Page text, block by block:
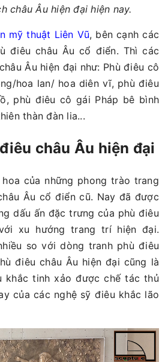
châu Âu hiện đại hiện nay.
mỹ thuật Liên Vũ, bên cạnh các
điêu châu Âu cổ điển. Thì các
Âu hiện đại như: Phù điêu cô
hoa lan/ hoa diên vĩ, phù điêu
phù điêu cô gái Pháp bê bình
thàn đàn lia...
châu Âu hiện đại
của những phong trào trang
Âu cổ điển cũ. Nay đã được
dấu ấn đặc trưng của phù điêu
xu hướng trang trí hiện đại.
so với dòng tranh phù điêu
điêu châu Âu hiện đại cũng là
khắc tinh xảo được chế tác thủ
của các nghệ sỹ điêu khắc lão